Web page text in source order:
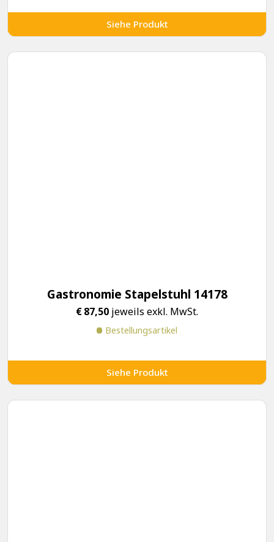
Siehe Produkt
Gastronomie Stapelstuhl 14178
€87,50 jeweils exkl. MwSt.
Bestellungsartikel
Siehe Produkt